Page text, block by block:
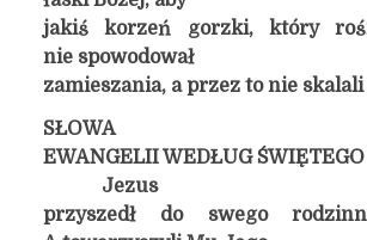
jakiś korzeń gorzki, który
nie spowodował
zamieszania, a przez to nie
SŁOWA
EWANGELII WEDŁUG
Jezus
przyszedł do swego